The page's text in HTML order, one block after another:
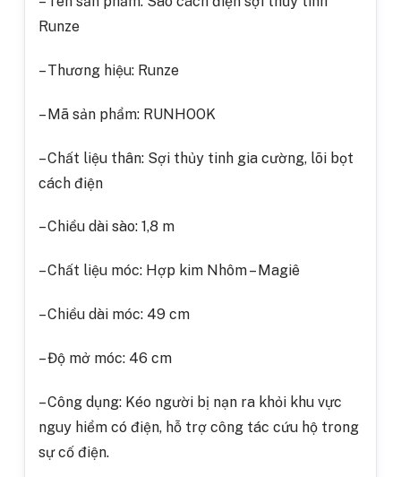
Runze
– Thương hiệu: Runze
– Mã sản phẩm: RUNHOOK
– Chất liệu thân: Sợi thủy tinh gia cường, lõi bọt
cách điện
– Chiều dài sào: 1,8 m
– Chất liệu móc: Hợp kim Nhôm – Magiê
– Chiều dài móc: 49 cm
– Độ mở móc: 46 cm
– Công dụng: Kéo người bị nạn ra khỏi khu vực
nguy hiểm có điện, hỗ trợ công tác cứu hộ trong
sự cố điện.